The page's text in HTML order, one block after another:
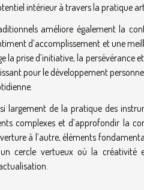
intérieur à travers la pratique
améliore également la
d’accomplissement et une
la prise d’initiative, la persévérance
pour le développement
largement de la pratique des
complexes et d’approfondir la
à l’autre, éléments
cercle vertueux où la créativité